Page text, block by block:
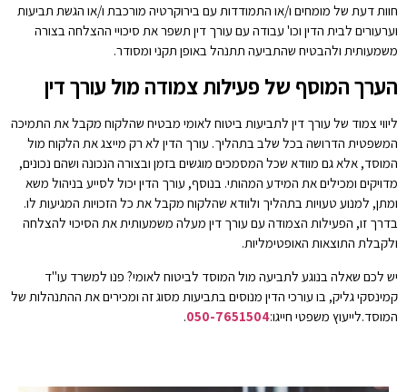
חוות דעת של מומחים ו/או התמודדות עם בירוקרטיה מורכבת ו/או הגשת תביעות
וערעורים לבית הדין וכו' עבודה עם עורך דין תשפר את סיכויי ההצלחה בצורה
משמעותית ולהבטיח שהתביעה תתנהל באופן תקני ומסודר.
הערך המוסף של פעילות צמודה מול עורך דין
ליווי צמוד של עורך דין לתביעות ביטוח לאומי מבטיח שהלקוח מקבל את התמיכה
המשפטית הדרושה בכל שלב בתהליך. עורך הדין לא רק מייצג את הלקוח מול
המוסד, אלא גם מוודא שכל המסמכים מוגשים בזמן ובצורה הנכונה ושהם נכונים,
מדויקים ומכילים את המידע המהותי. בנוסף, עורך הדין יכול לסייע בניהול משא
ומתן, למנוע טעויות בתהליך ולוודא שהלקוח מקבל את כל הזכויות המגיעות לו.
בדרך זו, הפעילות הצמודה עם עורך דין מעלה משמעותית את הסיכוי להצלחה
ולקבלת התוצאות האופטימליות.
יש לכם שאלה בנוגע לתביעה מול המוסד לביטוח לאומי? פנו למשרד עו"ד
קמינסקי גליק, בו עורכי הדין מנוסים בתביעות מסוג זה ומכירים את ההתנהלות של
המוסד.לייעוץ משפטי חייגו:050-7651504
.